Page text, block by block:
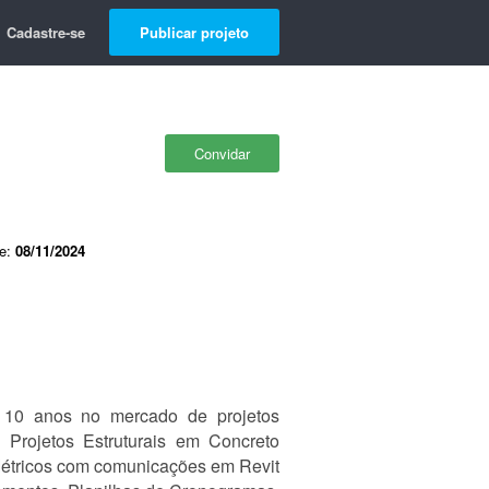
Cadastre-se Publicar projeto
Convidar
08/11/2024
anos no mercado de projetos
Estruturais em Concreto
com comunicações em Revit